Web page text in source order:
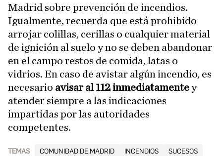
Madrid sobre prevención de incendios.
Igualmente, recuerda que está prohibido
arrojar colillas, cerillas o cualquier material
de ignición al suelo y no se deben abandonar
en el campo restos de comida, latas o
vidrios. En caso de avistar algún incendio, es
necesario avisar al 112 inmediatamentey
atender siempre a las indicaciones
impartidas por las autoridades
competentes.
TEMAS COMUNIDAD DE MADRID INCENDIOS SUCESOS